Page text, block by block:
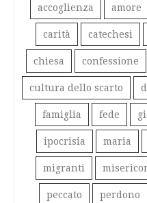
accoglienza amore
carità catechesi
chiesa confessione
cultura dello scarto
famiglia fede
ipocrisia maria
migranti
peccato perdono